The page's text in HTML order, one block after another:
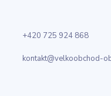
+420 725 924 868
kontakt@velkoobchod-